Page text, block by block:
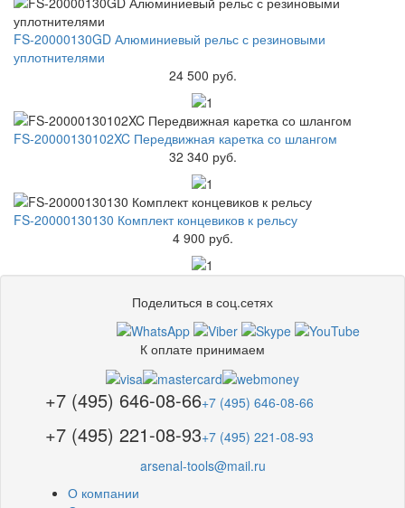
FS-20000130GD Алюминиевый рельс с резиновыми
уплотнителями
24 500 руб.
FS-20000130102XC Передвижная каретка со шлангом
32 340 руб.
FS-20000130130 Комплект концевиков к рельсу
4 900 руб.
Поделиться в соц.сетях
К оплате принимаем
+7 (495) 646-08-66+7 (495) 646-08-66
+7 (495) 221-08-93+7 (495) 221-08-93
arsenal-tools@mail.ru
О компании